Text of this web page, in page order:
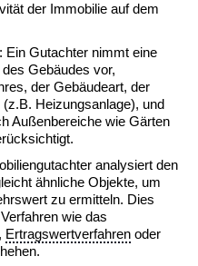
der Immobilie auf dem
: Ein Gutachter nimmt eine
Gebäudes vor,
der Gebäudeart, der
Heizungsanlage), und
Außenbereiche wie Gärten
analysiert den
ähnliche Objekte, um
zu ermitteln. Dies
wie das
, Ertragswertverfahren oder